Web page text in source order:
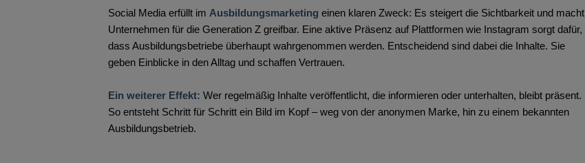
Social Media erfüllt im Ausbildungsmarketing einen klaren Zweck: Es steigert die Sichtbarkeit und macht
Unternehmen für die Generation Z greifbar. Eine aktive Präsenz auf Plattformen wie Instagram sorgt dafür,
dass Ausbildungsbetriebe überhaupt wahrgenommen werden. Entscheidend sind dabei die Inhalte. Sie
geben Einblicke in den Alltag und schaffen Vertrauen.
Ein weiterer Effekt: Wer regelmäßig Inhalte veröffentlicht, die informieren oder unterhalten, bleibt präsent.
So entsteht Schritt für Schritt ein Bild im Kopf – weg von der anonymen Marke, hin zu einem bekannten
Ausbildungsbetrieb.